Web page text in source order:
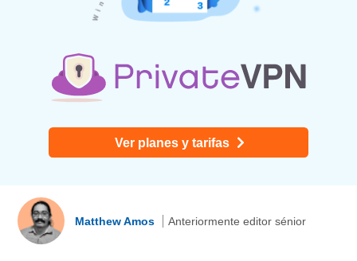
Ver planes y tarifas
Matthew Amos Anteriormente editor sénior